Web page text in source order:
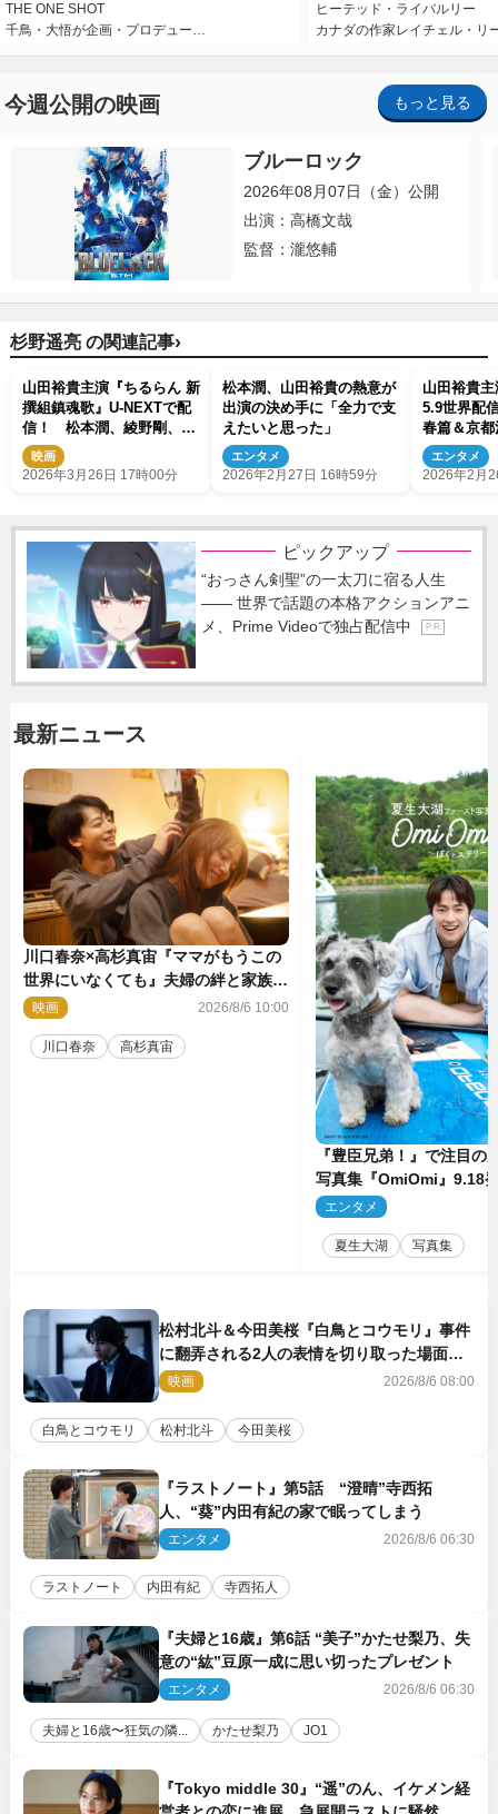
THE ONE SHOT
千鳥・大悟が企画・プロデュー…
ヒーテッド・ライバルリー
カナダの作家レイチェル・リ
今週公開の映画 もっと見る
ブルーロック
2026年08月07日（金）公開
出演：高橋文哉
監督：瀧悠輔
杉野遥亮 の関連記事›
山田裕貴主演『ちるらん 新
撰組鎮魂歌』U‐NEXTで配
信！ 松本潤、綾野剛、中
島健人らも出演
映画
2026年3月26日 17時00分
松本潤、山田裕貴の熱意が
出演の決め手に「全力で支
えたいと思った」
エンタメ
2026年2月27日 16時59分
山田裕貴
5.9世界配
春篇＆京
ュアル解禁
エンタメ
2026年2月
ピックアップ
“おっさん剣聖”の一太刀に宿る人生
―― 世界で話題の本格アクションアニ
メ、Prime Videoで独占配信中
P R
最新ニュース
川口春奈×高杉真宙『ママがもうこの
世界にいなくても』夫婦の絆と家族の
愛を映す場面写真公開
映画 2026/8/6 10:00
川口春奈 高杉真宙
『豊臣兄弟！』で注目の
写真集『OmiOmi』9.18
行カット解禁
エンタメ
夏生大湖 写真集
松村北斗＆今田美桜『白鳥とコウモリ』事件
に翻弄される2人の表情を切り取った場面写
真解禁
映画 2026/8/6 08:00
白鳥とコウモリ 松村北斗 今田美桜
『ラストノート』第5話 “澄晴”寺西拓
人、“葵”内田有紀の家で眠ってしまう
エンタメ 2026/8/6 06:30
ラストノート 内田有紀 寺西拓人
『夫婦と16歳』第6話 “美子”かたせ梨乃、失
意の“紘”豆原一成に思い切ったプレゼント
エンタメ 2026/8/6 06:30
夫婦と16歳〜狂気の隣... かたせ梨乃 JO1
『Tokyo middle 30』“遥”のん、イケメン経